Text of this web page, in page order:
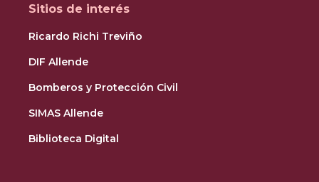
Sitios de interés
Ricardo Richi Treviño
DIF Allende
Bomberos y Protección Civil
SIMAS Allende
Biblioteca Digital